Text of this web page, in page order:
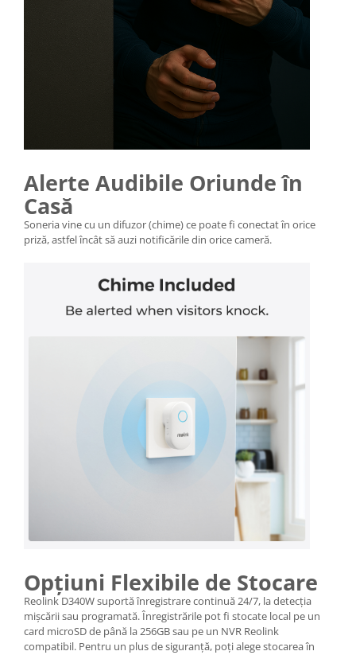
Alerte Audibile Oriunde în
Casă
Soneria vine cu un difuzor (chime) ce poate fi conectat în orice
priză, astfel încât să auzi notificările din orice cameră.
Opțiuni Flexibile de Stocare
Reolink D340W suportă înregistrare continuă 24/7, la detecția
mișcării sau programată. Înregistrările pot fi stocate local pe un
card microSD de până la 256GB sau pe un NVR Reolink
compatibil. Pentru un plus de siguranță, poți alege stocarea în